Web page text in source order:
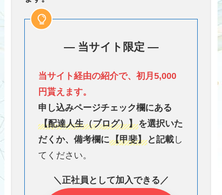
― 当サイト限定 ―
当サイト経由の紹介で、初月5,000
円貰えます。
申し込みページチェック欄にある
【配達人生（ブログ）】を選択いた
だくか、備考欄に【甲斐】 と記載 し
てください。
＼正社員として加入できる／